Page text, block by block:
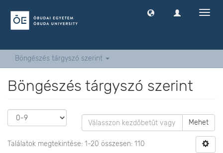
Böngészés tárgyszó szerint
Böngészés tárgyszó szerint
Mehet
Találatok megtekintése: 1-20 összesen: 110